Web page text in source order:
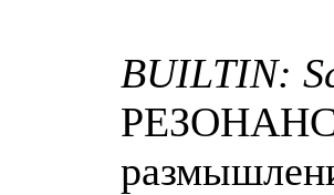
BUILTIN:
РЕЗОНАНС